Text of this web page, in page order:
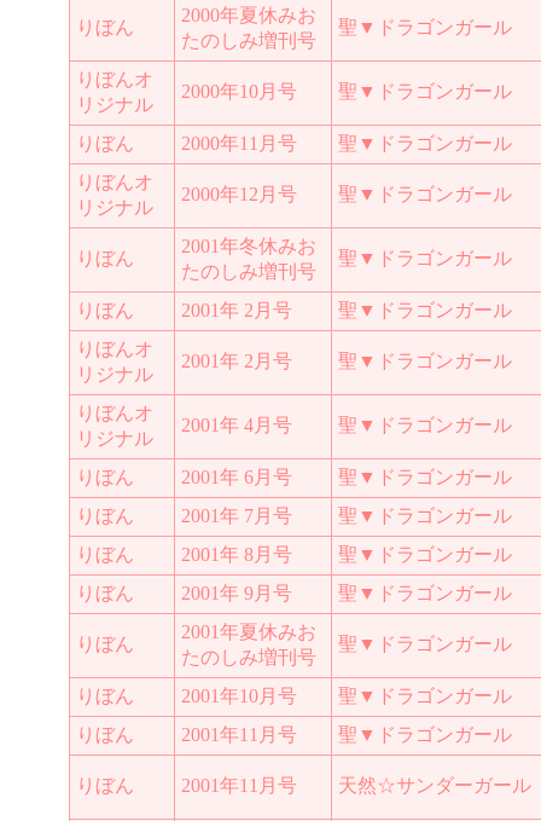
りぼん
2000年夏休みお
たのしみ増刊号
聖▼ドラゴンガール
りぼんオ
リジナル
2000年10月号 聖▼ドラゴンガール
りぼん 2000年11月号
聖▼ドラゴンガール
りぼんオ
リジナル
2000年12月号 聖▼ドラゴンガール
りぼん
2001年冬休みお
たのしみ増刊号
聖▼ドラゴンガール
りぼん 2001年 2月号
聖▼ドラゴンガール
りぼんオ
リジナル
2001年 2月号 聖▼ドラゴンガール
りぼんオ
リジナル
2001年 4月号 聖▼ドラゴンガール
りぼん 2001年 6月号
聖▼ドラゴンガール
りぼん
2001年 7月号
聖▼ドラゴンガール
りぼん
2001年 8月号
聖▼ドラゴンガール
りぼん
2001年 9月号 聖▼ドラゴンガール
りぼん
2001年夏休みお
たのしみ増刊号
聖▼ドラゴンガール
りぼん 2001年10月号
聖▼ドラゴンガール
りぼん
2001年11月号 聖▼ドラゴンガール
りぼん 2001年11月号 天然☆サンダーガール